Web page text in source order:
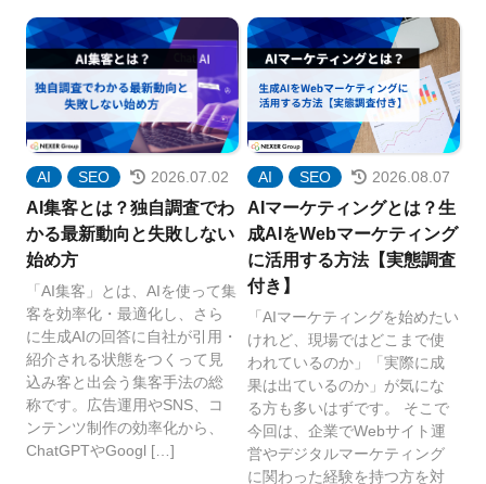
AI SEO 2026.07.02
AI集客とは？独自調査でわ
かる最新動向と失敗しない
始め方
「AI集客」とは、AIを使って集
客を効率化・最適化し、さら
に生成AIの回答に自社が引用・
紹介される状態をつくって見
込み客と出会う集客手法の総
称です。広告運用やSNS、コ
ンテンツ制作の効率化から、
ChatGPTやGoogl […]
AI SEO 2026.08.07
AIマーケティングとは？生
成AIをWebマーケティング
に活用する方法【実態調査
付き】
「AIマーケティングを始めたい
けれど、現場ではどこまで使
われているのか」「実際に成
果は出ているのか」が気にな
る方も多いはずです。 そこで
今回は、企業でWebサイト運
営やデジタルマーケティング
に関わった経験を持つ方を対